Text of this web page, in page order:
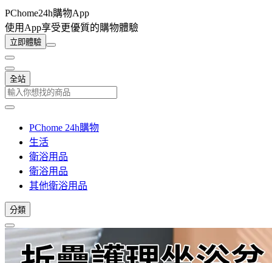
PChome24h購物App
使用App享受更優質的購物體驗
立即體驗
全站
PChome 24h購物
生活
衛浴用品
衛浴用品
其他衛浴用品
分類